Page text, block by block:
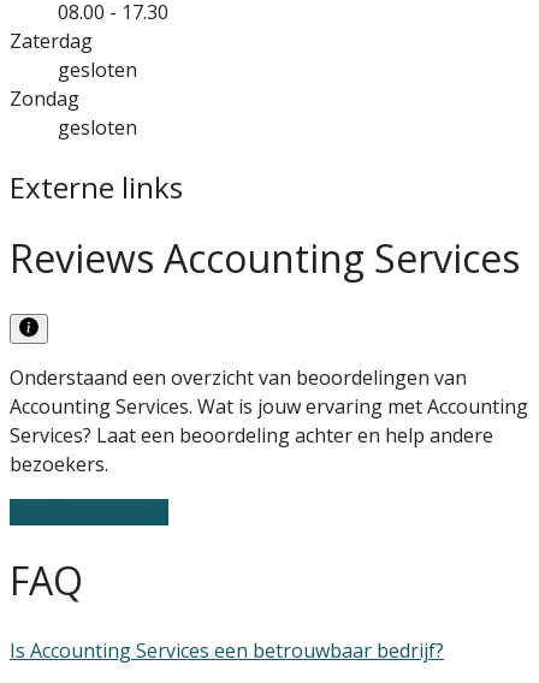
08.00 - 17.30
Zaterdag
gesloten
Zondag
gesloten
Externe links
Reviews Accounting Services
Onderstaand een overzicht van beoordelingen van
Accounting Services. Wat is jouw ervaring met Accounting
Services? Laat een beoordeling achter en help andere
bezoekers.
FAQ
Is Accounting Services een betrouwbaar bedrijf?